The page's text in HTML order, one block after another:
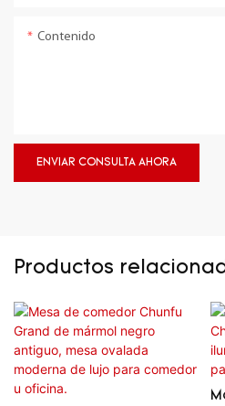
Contenido
ENVIAR CONSULTA AHORA
Productos